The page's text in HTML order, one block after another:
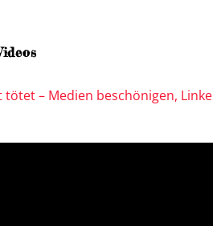
tötet – Medien beschönigen, Linke